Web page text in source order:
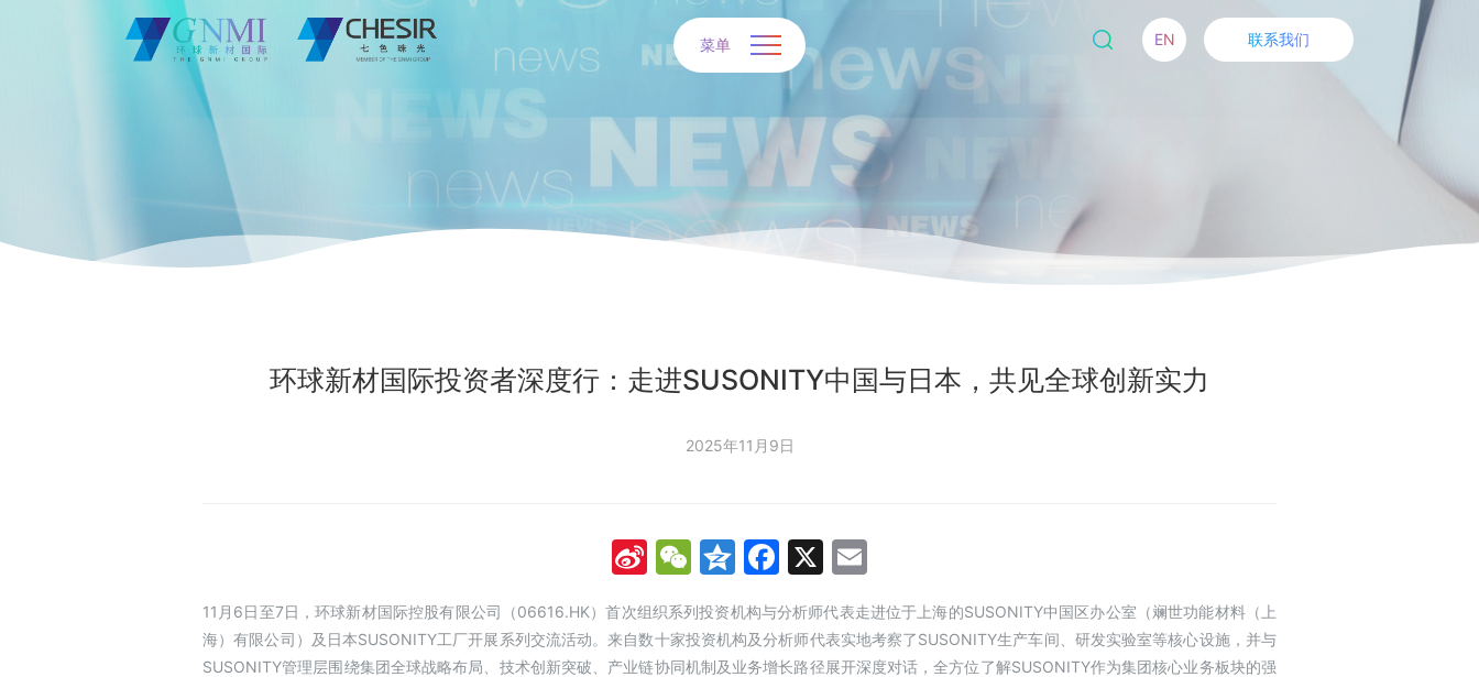
EN 联系我们
菜单
环球新材国际投资者深度行：走进SUSONITY中国与日本，共见全球创新实力
2025年11月9日
SinaWeChat
Qzone
Facebook
X
11月6日至7日，环球新材国际控股有限公司（06616.HK）首次组织系列投资机构与分析师代表走进位于上海的SUSONITY中国区办公室（斓世功能材料（上
海）有限公司）及日本SUSONITY工厂开展系列交流活动。来自数十家投资机构及分析师代表实地考察了SUSONITY生产车间、研发实验室等核心设施，并与
SUSONITY管理层围绕集团全球战略布局、技术创新突破、产业链协同机制及业务增长路径展开深度对话，全方位了解SUSONITY作为集团核心业务板块的强